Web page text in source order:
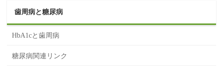
歯周病と糖尿病
HbA1cと歯周病
糖尿病関連リンク